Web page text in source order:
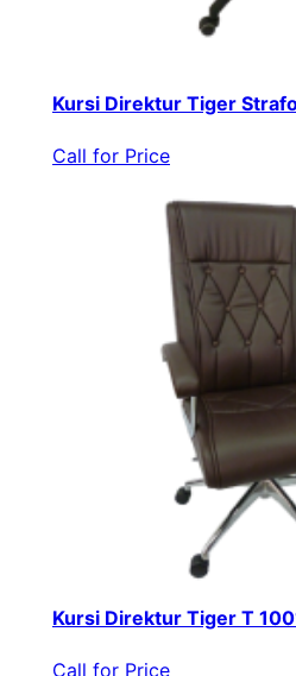
Kursi Direktur Tiger
Call for Price
Kursi Direktur Tiger T
Call for Price